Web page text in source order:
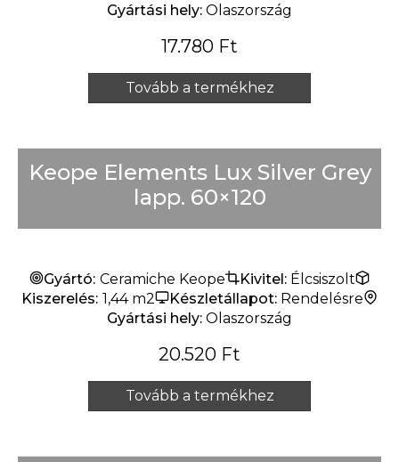
Gyártási hely: Olaszország
17.780 Ft
Tovább a termékhez
Keope Elements Lux Silver Grey
lapp. 60×120
Gyártó: Ceramiche Keope Kivitel: Élcsiszolt
Kiszerelés: 1,44 m2 Készletállapot: Rendelésre
Gyártási hely: Olaszország
20.520 Ft
Tovább a termékhez